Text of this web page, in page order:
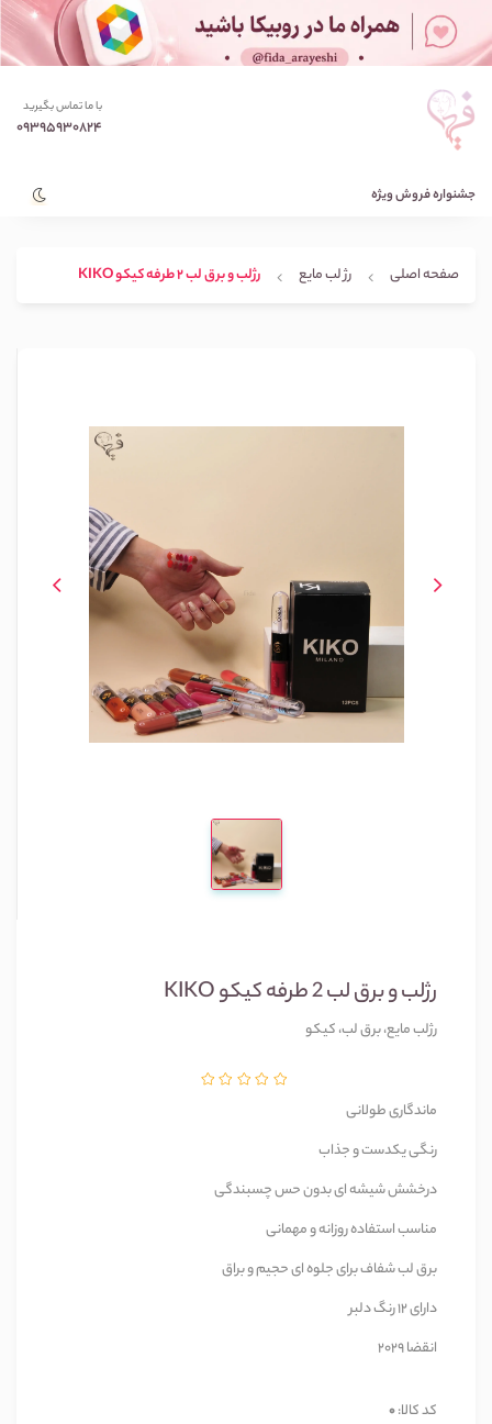
با ما تماس بگیرید
09395930824
جشنواره فروش ویژه
صفحه اصلی رژ لب مایع رژلب و برق لب 2 طرفه کیکو KIKO
رژلب و برق لب 2 طرفه کیکو KIKO
رژلب مایع، برق لب، کیکو
ماندگاری طولانی
رنگی یکدست و جذاب
درخشش شیشه ای بدون حس چسبندگی
مناسب استفاده روزانه و مهمانی
برق لب شفاف برای جلوه ای حجیم و براق
دارای 12 رنگ دلبر
انقضا 2029
کد کالا:0